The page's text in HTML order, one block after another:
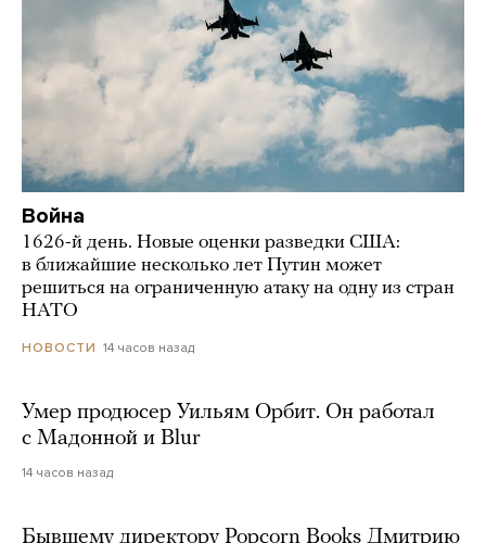
Война
1626-й день. Новые оценки разведки США:
в ближайшие несколько лет Путин может
решиться на ограниченную атаку на одну из стран
НАТО
НОВОСТИ 14 часов назад
Умер продюсер Уильям Орбит. Он работал
с Мадонной и Blur
14 часов назад
Бывшему директору Popcorn Books Дмитрию